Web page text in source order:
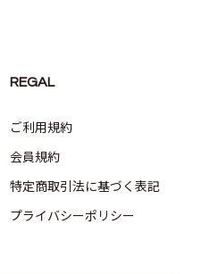
REGAL
ご利用規約
会員規約
特定商取引法に基づく表記
プライバシーポリシー